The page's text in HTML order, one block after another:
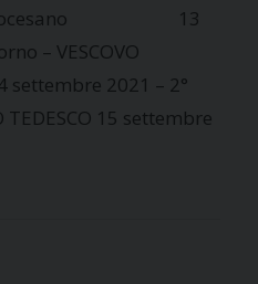
Diocesano 13
– VESCOVO
settembre 2021 – 2°
TEDESCO 15 settembre